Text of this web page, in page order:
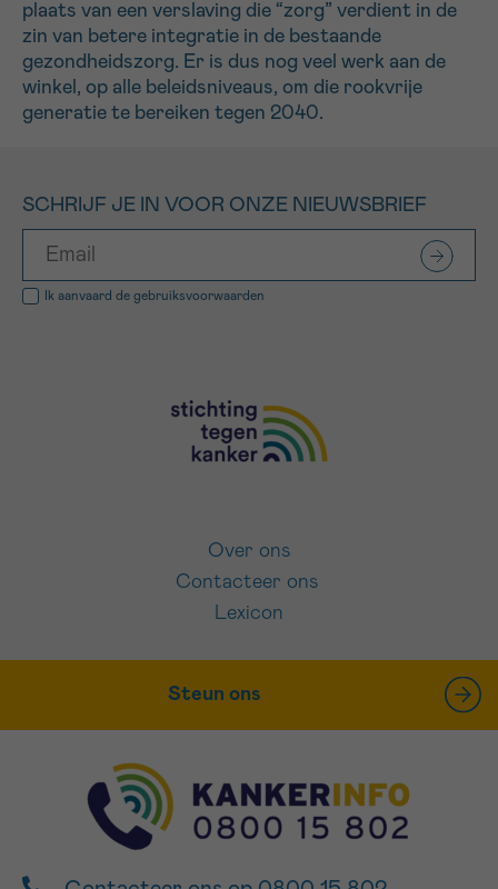
plaats van een verslaving die “zorg” verdient in de
zin van betere integratie in de bestaande
gezondheidszorg. Er is dus nog veel werk aan de
winkel, op alle beleidsniveaus, om die rookvrije
generatie te bereiken tegen 2040.
SCHRIJF JE IN VOOR ONZE NIEUWSBRIEF
Ik aanvaard de gebruiksvoorwaarden
Over ons
Contacteer ons
Lexicon
Steun ons